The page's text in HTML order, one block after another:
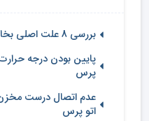
بررسی 8 علت اصلی بخار نکردن اتو پرس
پایین بودن درجه حرارت
پرس
عدم اتصال درست
اتو پرس